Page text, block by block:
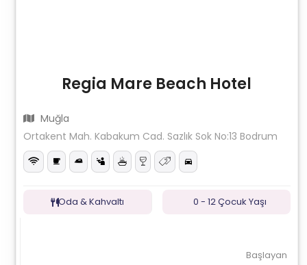
Regia Mare Beach Hotel
Muğla
Ortakent Mah. Kabakum Cad. Sazlık Sok No:13 Bodrum
Oda & Kahvaltı 0 - 12 Çocuk Yaşı
Başlayan